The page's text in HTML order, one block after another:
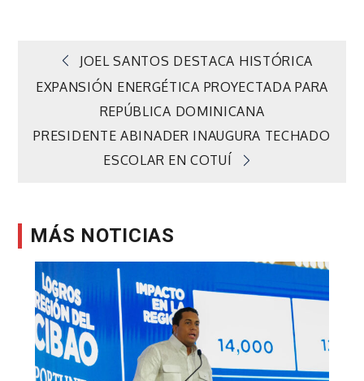
Navegación
entradas
JOEL SANTOS DESTACA HISTÓRICA
EXPANSIÓN ENERGÉTICA PROYECTADA PARA
REPÚBLICA DOMINICANA
PRESIDENTE ABINADER INAUGURA TECHADO
ESCOLAR EN COTUÍ
MÁS NOTICIAS